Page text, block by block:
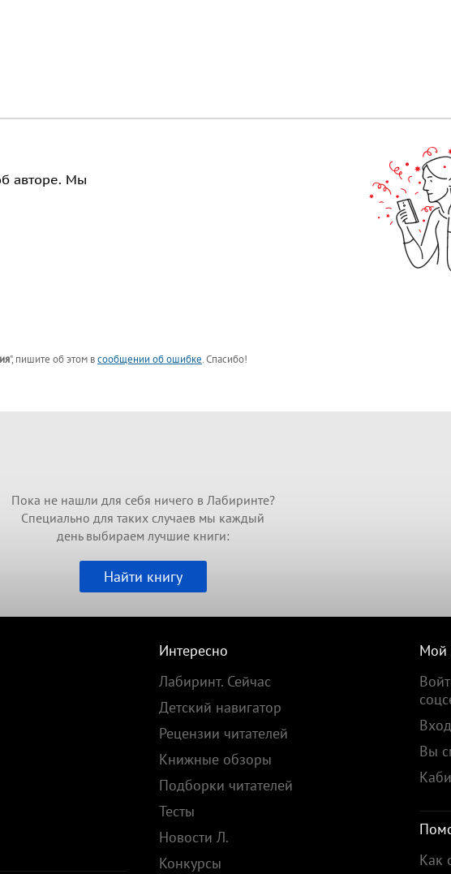
авторе. Мы
", пишите об этом всообщении об ошибке. Спасибо!
Пока не нашли для себя ничего в Лабиринте?
Специально для таких случаев мы каждый
день выбираем лучшие книги:
Найти книгу
Интересно
Лабиринт. Сейчас
Детский навигатор
Рецензии читателей
Книжные обзоры
Подборки читателей
Тесты
Новости Л.
Конкурсы
Мой
Вы
Как